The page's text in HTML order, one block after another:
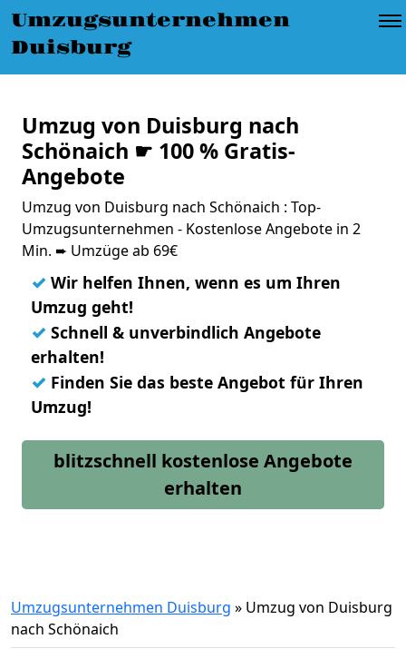
Umzugsunternehmen
Duisburg
Umzug von Duisburg nach
Schönaich ☛ 100 % Gratis-
Angebote
Umzug von Duisburg nach Schönaich : Top-
Umzugsunternehmen - Kostenlose Angebote in 2
Min. ➨ Umzüge ab 69€
✓ Wir helfen Ihnen, wenn es um Ihren
Umzug geht!
✓ Schnell & unverbindlich Angebote
erhalten!
✓ Finden Sie das beste Angebot für Ihren
Umzug!
blitzschnell kostenlose Angebote
erhalten
Umzugsunternehmen Duisburg » Umzug von Duisburg
nach Schönaich